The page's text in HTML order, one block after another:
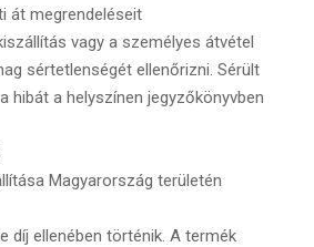
át megrendeléseit
vagy a személyes átvétel
sértetlenségét ellenőrizni. Sérült
hibát a helyszínen jegyzőkönyvben
Magyarország területén
díj ellenében történik. A termék